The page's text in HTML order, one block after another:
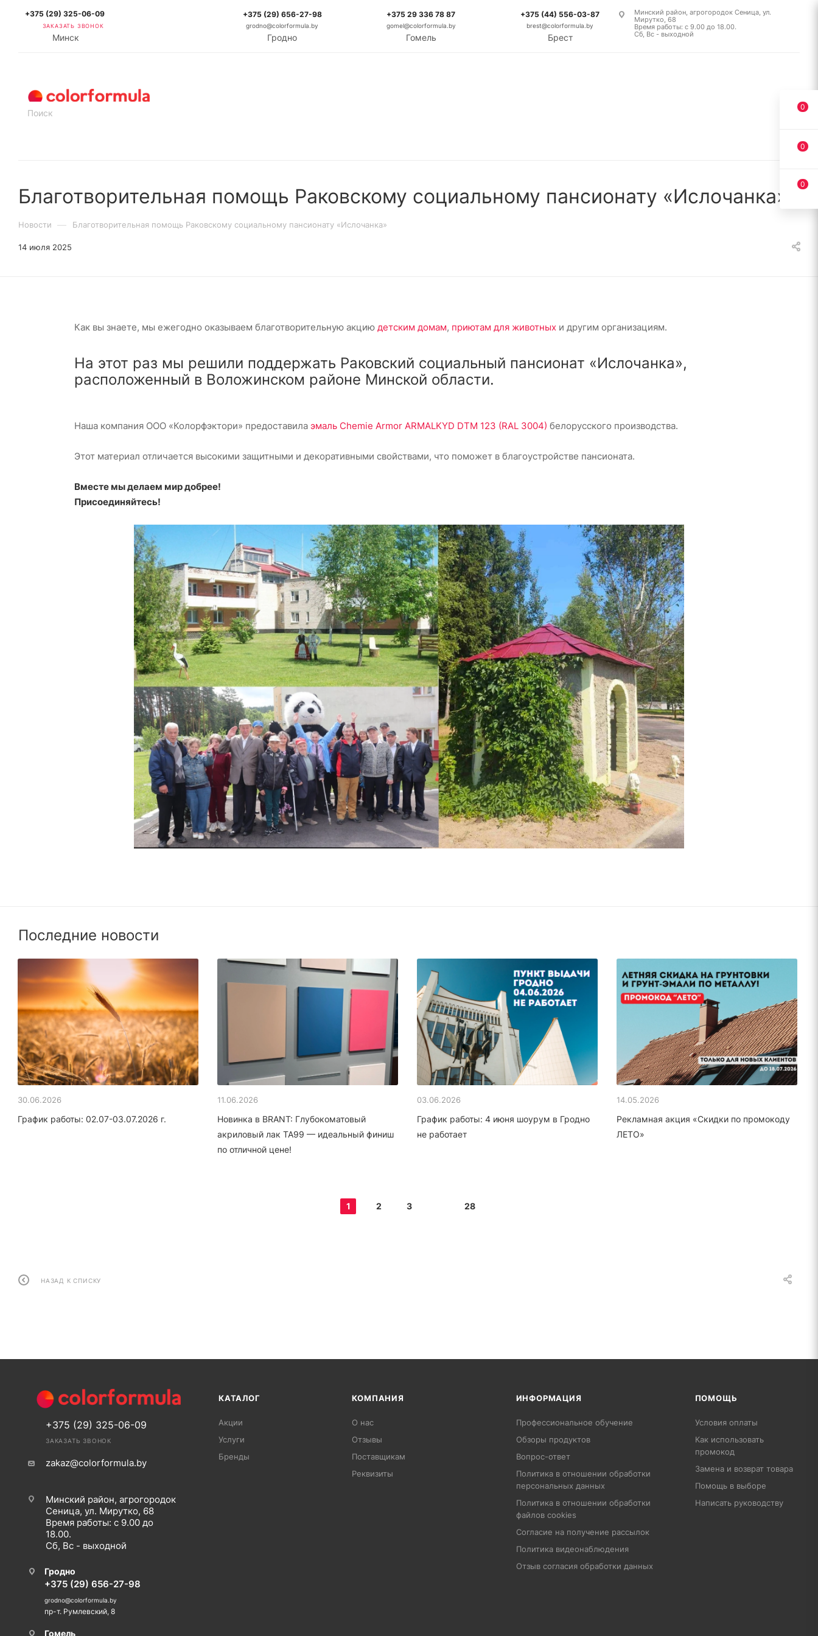
+375 (29) 325-06-09
ЗАКАЗАТЬ ЗВОНОК
Минск
+375 (29) 656-27-98
grodno@colorformula.by
Гродно
+375 29 336 78 87
gomel@colorformula.by
Гомель
+375 (44) 556-03-87
brest@colorformula.by
Брест
Минский район, агрогородок Сеница, ул.
Мирутко, 68
Время работы: с 9.00 до 18.00.
Сб, Вс - выходной
Благотворительная помощь Раковскому социальному пансионату «Ислочанка»
Новости — Благотворительная помощь Раковскому социальному пансионату «Ислочанка»
14 июля 2025
Как вы знаете, мы ежегодно оказываем благотворительную акцию детским домам, приютам для животных и другим организациям.
На этот раз мы решили поддержать Раковский социальный пансионат «Ислочанка»,
расположенный в Воложинском районе Минской области.
Наша компания ООО «Колорфэктори» предоставила эмаль Chemie Armor ARMALKYD DTM 123 (RAL 3004) белорусского производства.
Этот материал отличается высокими защитными и декоративными свойствами, что поможет в благоустройстве пансионата.
Вместе мы делаем мир добрее!
Присоединяйтесь!
Последние новости
30.06.2026
График работы: 02.07-03.07.2026 г.
11.06.2026
Новинка в BRANT: Глубокоматовый
акриловый лак TA99 — идеальный финиш
по отличной цене!
03.06.2026
График работы: 4 июня шоурум в Гродно
не работает
14.05.2026
Рекламная акция «Скидки по промокоду
ЛЕТО»
1 2 3 28
НАЗАД К СПИСКУ
+375 (29) 325-06-09
ЗАКАЗАТЬ ЗВОНОК
zakaz@colorformula.by
Минский район, агрогородок
Сеница, ул. Мирутко, 68
Время работы: с 9.00 до
18.00.
Сб, Вс - выходной
Гродно
+375 (29) 656-27-98
grodno@colorformula.by
пр-т. Румлевский, 8
Гомель
КАТАЛОГ
Акции
Услуги
Бренды
КОМПАНИЯ
О нас
Отзывы
Поставщикам
Реквизиты
ИНФОРМАЦИЯ
Профессиональное обучение
Обзоры продуктов
Вопрос-ответ
Политика в отношении обработки
персональных данных
Политика в отношении обработки
файлов cookies
Согласие на получение рассылок
Политика видеонаблюдения
Отзыв согласия обработки данных
ПОМОЩЬ
Условия оплаты
Как использовать
промокод
Замена и возврат товара
Помощь в выборе
Написать руководству
0
0
0